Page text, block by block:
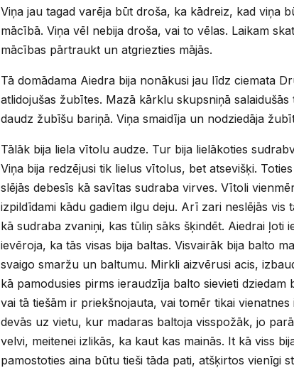
Viņa jau tagad varēja būt droša, ka kādreiz, kad viņa
mācībā. Viņa vēl nebija droša, vai to vēlas. Laikam
mācības pārtraukt un atgriezties mājās.
Tā domādama Aiedra bija nonākusi jau līdz ciemata
atlidojušas žubītes. Mazā kārklu skupsniņā
daudz žubīšu bariņā. Viņa smaidīja un nodziedāja
Tālāk bija liela vītolu audze. Tur bija lielākoties
Viņa bija redzējusi tik lielus vītolus, bet atsevišķi.
slējās debesīs kā savītas sudraba virves. Vītoli
izpildīdami kādu gadiem ilgu deju. Arī zari neslējās
kā sudraba zvaniņi, kas tūliņ sāks šķindēt. Aiedrai
ievēroja, ka tās visas bija baltas. Visvairāk bija balto
svaigo smaržu un baltumu. Mirkli aizvērusi acis,
kā pamodusies pirms ieraudzīja balto sievieti
vai tā tiešām ir priekšnojauta, vai tomēr tikai
devās uz vietu, kur madaras baltoja visspožāk, jo
velvi, meitenei izlikās, ka kaut kas mainās. It kā viss
pamostoties aina būtu tieši tāda pati, atšķirtos vienīgi